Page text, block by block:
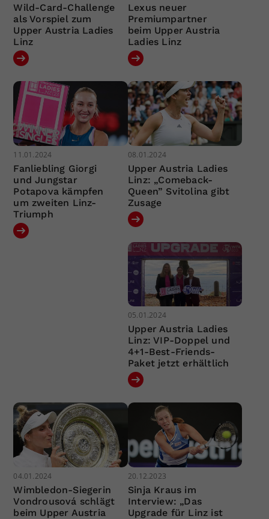
Wild-Card-Challenge
als Vorspiel zum
Upper Austria Ladies
Linz
Lexus neuer
Premiumpartner
beim Upper Austria
Ladies Linz
11.01.2024
Fanliebling Giorgi
und Jungstar
Potapova kämpfen
um zweiten Linz-
Triumph
08.01.2024
Upper Austria Ladies
Linz: „Comeback-
Queen” Svitolina gibt
Zusage
05.01.2024
Upper Austria Ladies
Linz: VIP-Doppel und
4+1-Best-Friends-
Paket jetzt erhältlich
04.01.2024
Wimbledon-Siegerin
Vondrousová schlägt
beim Upper Austria
20.12.2023
Sinja Kraus im
Interview: „Das
Upgrade für Linz ist